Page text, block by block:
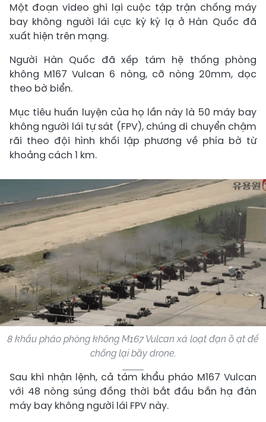
Một đoạn video ghi lại cuộc tập trận chống máy
bay không người lái cực kỳ kỳ lạ ở Hàn Quốc đã
xuất hiện trên mạng.
Người Hàn Quốc đã xếp tám hệ thống phòng
không M167 Vulcan 6 nòng, cỡ nòng 20mm, dọc
theo bờ biển.
Mục tiêu huấn luyện của họ lần này là 50 máy bay
không người lái tự sát (FPV), chúng di chuyển chậm
rãi theo đội hình khối lập phương về phía bờ từ
khoảng cách 1 km.
8 khẩu pháo phòng không M167 Vulcan xả loạt đạn ồ ạt để
chống lại bầy drone.
Sau khi nhận lệnh, cả tám khẩu pháo M167 Vulcan
với 48 nòng súng đồng thời bắt đầu bắn hạ đàn
máy bay không người lái FPV này.